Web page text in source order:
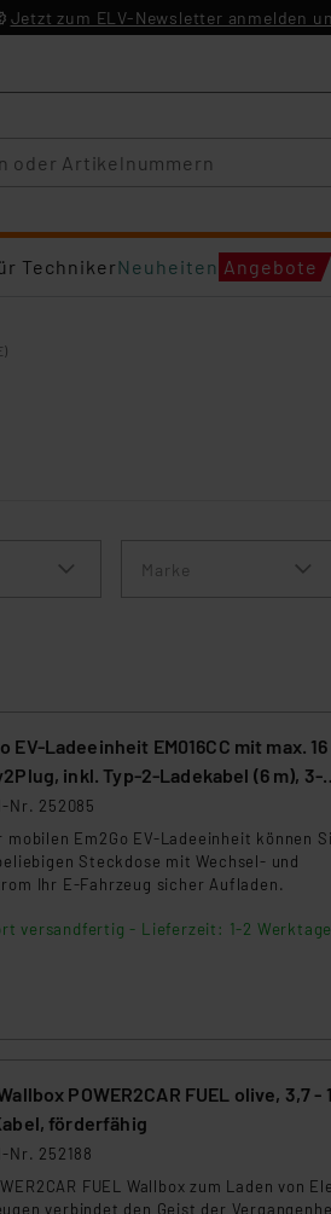
Jetzt zum ELV-Newsletter anmelden
TechnikerNeuheiten Angebote
Marke
EV-Ladeeinheit EM016CC mit max. 16
inkl. Typ-2-Ladekabel (6 m), 3-
Nr. 252085
mobilen Em2Go EV-Ladeeinheit können
Steckdose mit Wechsel- und
Ihr E-Fahrzeug sicher Aufladen.
versandfertig - Lieferzeit: 1-2
POWER2CAR FUEL olive, 3,7 -
förderfähig
Nr. 252188
FUEL Wallbox zum Laden von
verbindet den Geist der